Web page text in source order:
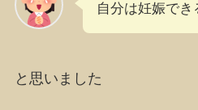
自分は妊娠でき
と思いました